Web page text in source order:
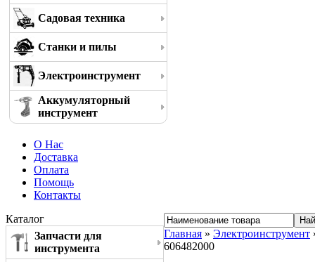
Садовая техника
Станки и пилы
Электроинструмент
Аккумуляторный
инструмент
О Нас
Доставка
Оплата
Помощь
Контакты
Каталог
Запчасти для
инструмента
Главная » Электроинструмент
606482000